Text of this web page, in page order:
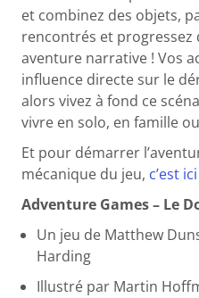
et combinez des objets,
rencontrés et
aventure narrative ! Vos
influence directe sur le
alors vivez à fond ce
vivre en solo, en famille
Et pour démarrer
mécanique du jeu, c’est
Adventure Games – Le
Un jeu de Matthew
Harding
Illustré par Martin